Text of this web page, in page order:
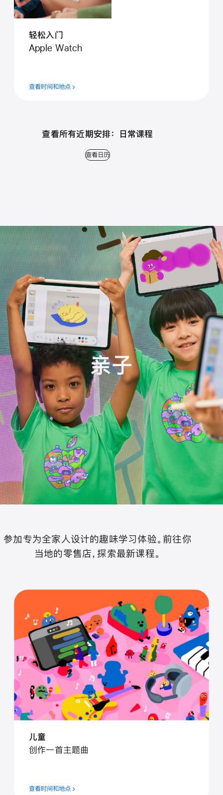
轻松入门
Apple Watch
查看时间和地点
查看所有近期安排： 日常课程
查看日历
亲子
参加专为全家人设计的趣味学习体验。前往你
当地的零售店，探索最新课程。
儿童
创作一首主题曲
查看时间和地点